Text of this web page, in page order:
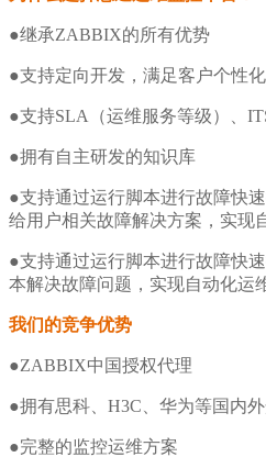
●继承ZABBIX的所有优势
●支持定向开发，满足客户个性
●支持SLA（运维服务等级）、
●拥有自主研发的知识库
●支持通过运行脚本进行故障快
给用户相关故障解决方案，实现
●支持通过运行脚本进行故障快
本解决故障问题，实现自动化运
我们的竞争优势
●ZABBIX中国授权代理
●拥有思科、H3C、华为等国内
●完整的监控运维方案